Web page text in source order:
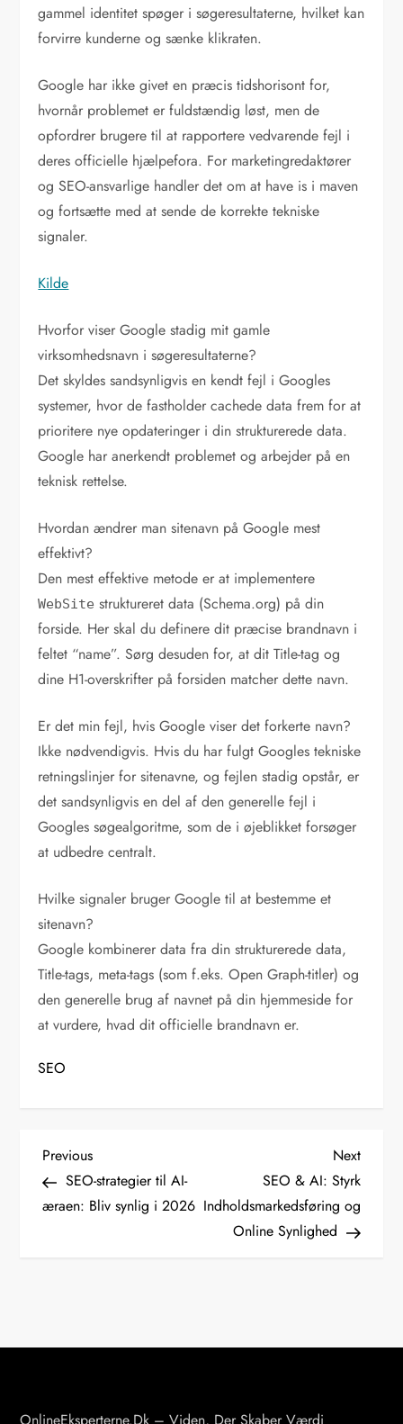
gammel identitet spøger i søgeresultaterne, hvilket kan
forvirre kunderne og sænke klikraten.
Google har ikke givet en præcis tidshorisont for,
hvornår problemet er fuldstændig løst, men de
opfordrer brugere til at rapportere vedvarende fejl i
deres officielle hjælpefora. For marketingredaktører
og SEO-ansvarlige handler det om at have is i maven
og fortsætte med at sende de korrekte tekniske
signaler.
Kilde
Hvorfor viser Google stadig mit gamle
virksomhedsnavn i søgeresultaterne?
Det skyldes sandsynligvis en kendt fejl i Googles
systemer, hvor de fastholder cachede data frem for at
prioritere nye opdateringer i din strukturerede data.
Google har anerkendt problemet og arbejder på en
teknisk rettelse.
Hvordan ændrer man sitenavn på Google mest
effektivt?
Den mest effektive metode er at implementere
WebSite struktureret data (Schema.org) på din
forside. Her skal du definere dit præcise brandnavn i
feltet “name”. Sørg desuden for, at dit Title-tag og
dine H1-overskrifter på forsiden matcher dette navn.
Er det min fejl, hvis Google viser det forkerte navn?
Ikke nødvendigvis. Hvis du har fulgt Googles tekniske
retningslinjer for sitenavne, og fejlen stadig opstår, er
det sandsynligvis en del af den generelle fejl i
Googles søgealgoritme, som de i øjeblikket forsøger
at udbedre centralt.
Hvilke signaler bruger Google til at bestemme et
sitenavn?
Google kombinerer data fra din strukturerede data,
Title-tags, meta-tags (som f.eks. Open Graph-titler) og
den generelle brug af navnet på din hjemmeside for
at vurdere, hvad dit officielle brandnavn er.
SEO
I
n
g
Previous
Post
Previous
SEO-strategier til AI-
æraen: Bliv synlig i 2026
Next
Post
Next
SEO & AI: Styrk
Indholdsmarkedsføring og
Online Synlighed